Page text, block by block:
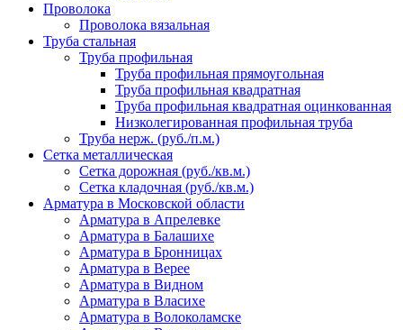
Проволока
Проволока вязальная
Труба стальная
Труба профильная
Труба профильная прямоугольная
Труба профильная квадратная
Труба профильная квадратная оцинкованная
Низколегированная профильная труба
Труба нерж. (руб./п.м.)
Сетка металлическая
Сетка дорожная (руб./кв.м.)
Сетка кладочная (руб./кв.м.)
Арматура в Московской области
Арматура в Апрелевке
Арматура в Балашихе
Арматура в Бронницах
Арматура в Верее
Арматура в Видном
Арматура в Власихе
Арматура в Волоколамске